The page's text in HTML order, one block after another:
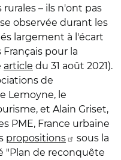
– ils n'ont pas
observée durant les
largement à l'écart
pour la
article du 31 août 2021).
de
Lemoyne, le
et Alain Griset,
PME, France urbaine
propositions
sous la
de reconquête